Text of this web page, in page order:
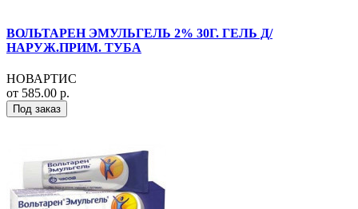
ВОЛЬТАРЕН ЭМУЛЬГЕЛЬ 2% 30Г. ГЕЛЬ Д/
НАРУЖ.ПРИМ. ТУБА
НОВАРТИС
от 585.00 р.
Под заказ